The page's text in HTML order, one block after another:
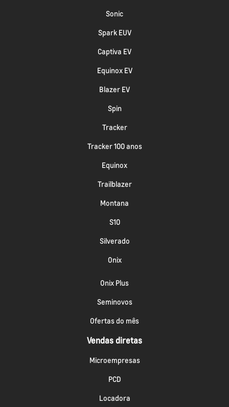
Sonic
Spark EUV
Captiva EV
Equinox EV
Blazer EV
Spin
Tracker
Tracker 100 anos
Equinox
Trailblazer
Montana
S10
Silverado
Onix
Onix Plus
Seminovos
Ofertas do mês
Vendas diretas
Microempresas
PCD
Locadora